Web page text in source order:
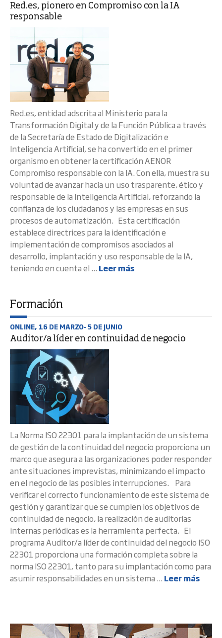
Red.es, pionero en Compromiso con la IA
responsable
Red.es, entidad adscrita al Ministerio para la
Transformación Digital y de la Función Pública a través
de la Secretaría de Estado de Digitalización e
Inteligencia Artificial, se ha convertido en el primer
organismo en obtener la certificación AENOR
Compromiso responsable con la IA. Con ella, muestra su
voluntad de avanzar hacia un uso trasparente, ético y
responsable de la Inteligencia Artificial, reforzando la
confianza de los ciudadanos y las empresas en sus
procesos de automatización. Esta certificación
establece directrices para la identificación e
implementación de compromisos asociados al
desarrollo, implantación y uso responsable de la IA,
teniendo en cuenta el ... Leer más
Formación
ONLINE, 16 DE MARZO- 5 DE JUNIO
Auditor/a líder en continuidad de negocio
La Norma ISO 22301 para la implantación de un sistema
de gestión de la continuidad del negocio proporciona un
marco que asegura a las organizaciones poder responder
ante situaciones imprevistas, minimizando el impacto
en el negocio de las posibles interrupciones. Para
verificar el correcto funcionamiento de este sistema de
gestión y garantizar que se cumplen los objetivos de
continuidad de negocio, la realización de auditorías
internas periódicas es la herramienta perfecta. El
programa Auditor/a líder de continuidad del negocio ISO
22301 proporciona una formación completa sobre la
norma ISO 22301, tanto para su implantación como para
asumir responsabilidades en un sistema ... Leer más